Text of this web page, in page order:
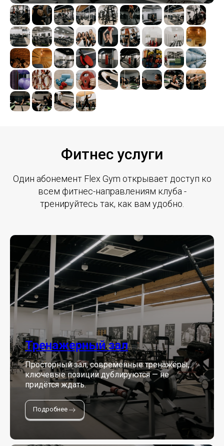
Фитнес услуги
Один абонемент Flex Gym открывает доступ ко
всем фитнес-направлениям клуба -
тренируйтесь так, как вам удобно.
Тренажерный зал
Просторный зал, современные тренажёры,
ключевые позиции дублируются — не
придётся ждать.
Подробнее